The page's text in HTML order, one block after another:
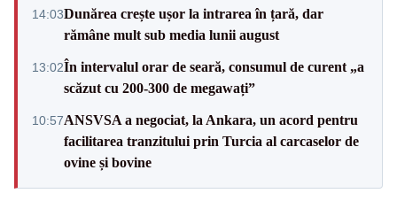
14:03Dunărea crește ușor la intrarea în țară, dar
rămâne mult sub media lunii august
13:02În intervalul orar de seară, consumul de curent „a
scăzut cu 200-300 de megawați”
10:57ANSVSA a negociat, la Ankara, un acord pentru
facilitarea tranzitului prin Turcia al carcaselor de
ovine și bovine